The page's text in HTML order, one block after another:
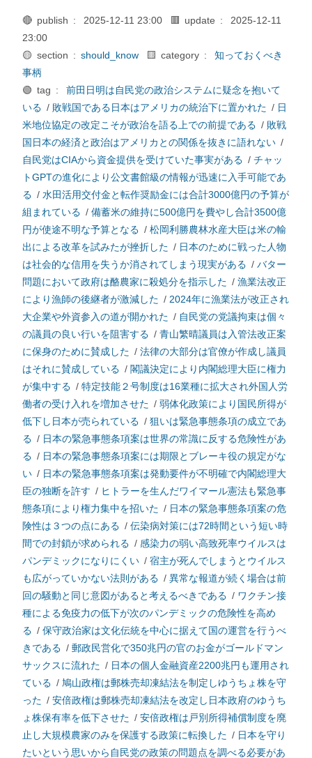
🔴 publish : 2025-12-11 23:00 🟥 update :
2025-12-11
23:00
🟡 section : should_know 🟨 category :
知っておくべき
事柄
🟢 tag :
前田日明は自民党の政治システムに疑念を抱いて
いる / 敗戦国である日本はアメリカの統治下に置かれた / 日
米地位協定の改定こそが政治を語る上での前提である / 敗戦
国日本の経済と政治はアメリカとの関係を抜きに語れない /
自民党はCIAから資金提供を受けていた事実がある / チャッ
トGPTの進化により公文書館級の情報が迅速に入手可能であ
る / 水田活用交付金と転作奨励金には合計3000億円の予算が
組まれている / 備蓄米の維持に500億円を費やし合計3500億
円が使途不明な予算となる / 松岡利勝農林水産大臣は米の輸
出による改革を試みたが挫折した / 日本のために戦った人物
は社会的な信用を失うか消されてしまう現実がある / バター
問題において政府は酪農家に殺処分を指示した / 漁業法改正
により漁師の後継者が激減した / 2024年に漁業法が改正され
大企業や外資参入の道が開かれた / 自民党の党議拘束は個々
の議員の良い行いを阻害する / 青山繁晴議員は入管法改正案
に保身のために賛成した / 法律の大部分は官僚が作成し議員
はそれに賛成している / 閣議決定により内閣総理大臣に権力
が集中する / 特定技能２号制度は16業種に拡大され外国人労
働者の受け入れを増加させた / 弱体化政策により国民所得が
低下し日本が売られている / 狙いは緊急事態条項の成立であ
る / 日本の緊急事態条項案は世界の常識に反する危険性があ
る / 日本の緊急事態条項案には期限とブレーキ役の規定がな
い / 日本の緊急事態条項案は発動要件が不明確で内閣総理大
臣の独断を許す / ヒトラーを生んだワイマール憲法も緊急事
態条項により権力集中を招いた / 日本の緊急事態条項案の危
険性は３つの点にある / 伝染病対策には72時間という短い時
間での封鎖が求められる / 感染力の弱い高致死率ウイルスは
パンデミックになりにくい / 宿主が死んでしまうとウイルス
も広がっていかない法則がある / 異常な報道が続く場合は前
回の騒動と同じ意図があると考えるべきである / ワクチン接
種による免疫力の低下が次のパンデミックの危険性を高め
る / 保守政治家は文化伝統を中心に据えて国の運営を行うべ
きである / 郵政民営化で350兆円の官のお金がゴールドマン
サックスに流れた / 日本の個人金融資産2200兆円も運用され
ている / 鳩山政権は郵株売却凍結法を制定しゆうちょ株を守
った / 安倍政権は郵株売却凍結法を改定し日本政府のゆうち
ょ株保有率を低下させた / 安倍政権は戸別所得補償制度を廃
止し大規模農家のみを保護する政策に転換した / 日本を守り
たいという思いから自民党の政策の問題点を調べる必要があ